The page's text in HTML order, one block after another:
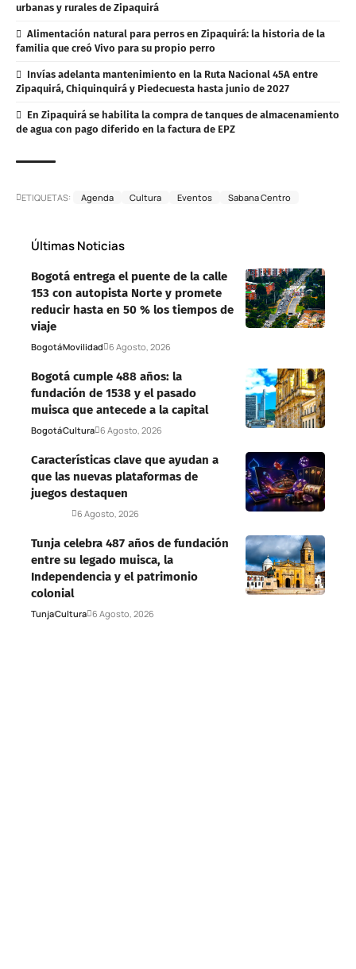
urbanas y rurales de Zipaquirá
Alimentación natural para perros en Zipaquirá: la historia de la
familia que creó Vivo para su propio perro
Invías adelanta mantenimiento en la Ruta Nacional 45A entre
Zipaquirá, Chiquinquirá y Piedecuesta hasta junio de 2027
En Zipaquirá se habilita la compra de tanques de almacenamiento
de agua con pago diferido en la factura de EPZ
ETIQUETAS: Agenda Cultura Eventos Sabana Centro
Últimas Noticias
Bogotá entrega el puente de la calle
153 con autopista Norte y promete
reducir hasta en 50 % los tiempos de
viaje
BogotáMovilidad 6 Agosto, 2026
Bogotá cumple 488 años: la
fundación de 1538 y el pasado
muisca que antecede a la capital
BogotáCultura 6 Agosto, 2026
Características clave que ayudan a
que las nuevas plataformas de
juegos destaquen
6 Agosto, 2026
Tunja celebra 487 años de fundación
entre su legado muisca, la
Independencia y el patrimonio
colonial
TunjaCultura 6 Agosto, 2026